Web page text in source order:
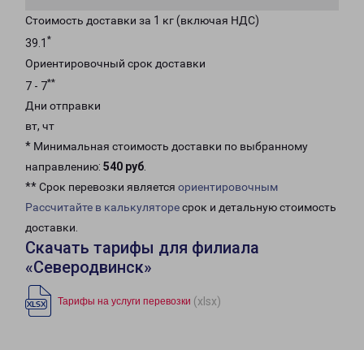
Стоимость доставки за 1 кг (включая НДС)
39.1 *
Ориентировочный срок доставки
7 - 7**
Дни отправки
вт, чт
* Минимальная стоимость доставки по выбранному
направлению: 540 руб.
** Срок перевозки является ориентировочным
Рассчитайте в калькуляторесрок и детальную стоимость
доставки.
Скачать тарифы для филиала
«Северодвинск»
Тарифы на услуги перевозки (xlsx)